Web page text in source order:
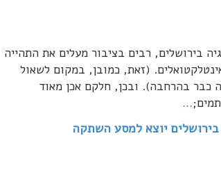
בירושלים, רבים בציבור מעלים את התהייה
(זאת, כמובן, במקום לשאול
כבר בהרחבה). ובכן, חלקם אכן מאוד
…
בירושלים יוצא למסע השתקה